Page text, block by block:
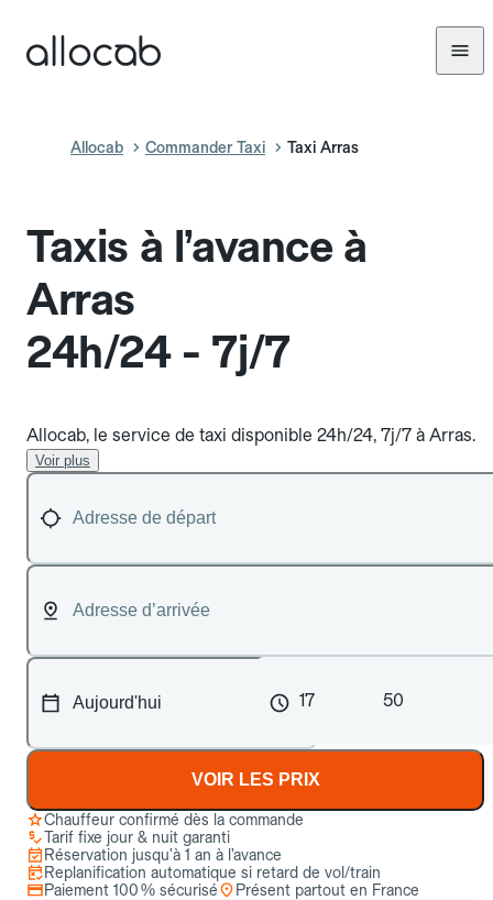
Allocab Commander Taxi Taxi Arras
Taxis à l’avance à
Arras
24h/24 - 7j/7
Allocab, le service de taxi disponible 24h/24, 7j/7 à Arras.
Voir plus
17 50
VOIR LES PRIX
Chauffeur confirmé dès la commande
Tarif fixe jour & nuit garanti
Réservation jusqu’à 1 an à l’avance
Replanification automatique si retard de vol/train
Paiement 100 % sécurisé
Présent partout en France